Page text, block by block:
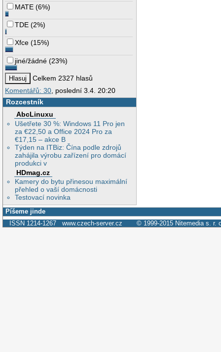
MATE (6%)
TDE (2%)
Xfce (15%)
jiné/žádné (23%)
Celkem 2327 hlasů
Komentářů: 30, poslední 3.4. 20:20
Rozcestník
AbcLinuxu
Ušetřete 30 %: Windows 11 Pro jen
za €22,50 a Office 2024 Pro za
€17,15 – akce B
Týden na ITBiz: Čína podle zdrojů
zahájila výrobu zařízení pro domácí
produkci v
HDmag.cz
Kamery do bytu přinesou maximální
přehled o vaší domácnosti
Testovací novinka
Píšeme jinde
ISSN 1214-1267 www.czech-server.cz © 1999-2015 Nitemedia s. r.